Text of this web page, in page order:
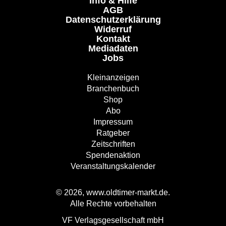
AGB
Datenschutzerklärung
Widerruf
Kontakt
Mediadaten
Jobs
Kleinanzeigen
Branchenbuch
Shop
Abo
Impressum
Ratgeber
Zeitschriften
Spendenaktion
Veranstaltungskalender
© 2026, www.oldtimer-markt.de.
Alle Rechte vorbehalten
VF Verlagsgesellschaft mbH